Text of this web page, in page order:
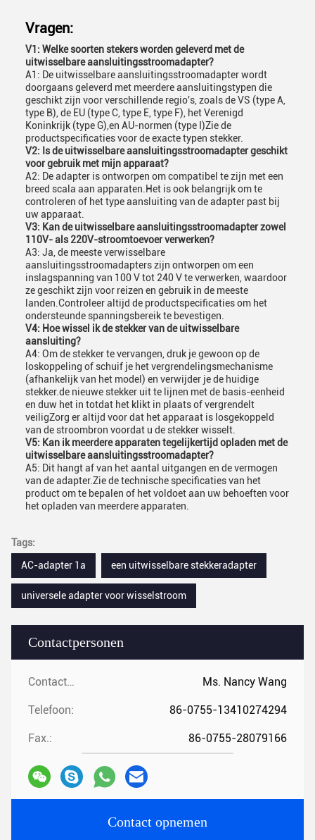
Contactpersonen
Contactpersonen: Ms. Nancy Wang
Telefoon: 86-0755-13410274294
Fax.: 86-0755-28079166
Contact opnemen
Vragen:
V1: Welke soorten stekers worden geleverd met de
uitwisselbare aansluitingsstroomadapter?
A1: De uitwisselbare aansluitingsstroomadapter wordt
doorgaans geleverd met meerdere aansluitingstypen die
geschikt zijn voor verschillende regio's, zoals de VS (type A,
type B), de EU (type C, type E, type F), het Verenigd
Koninkrijk (type G),en AU-normen (type I)Zie de
productspecificaties voor de exacte typen stekker.
V2: Is de uitwisselbare aansluitingsstroomadapter geschikt
voor gebruik met mijn apparaat?
A2: De adapter is ontworpen om compatibel te zijn met een
breed scala aan apparaten.Het is ook belangrijk om te
controleren of het type aansluiting van de adapter past bij
uw apparaat.
V3: Kan de uitwisselbare aansluitingsstroomadapter zowel
110V- als 220V-stroomtoevoer verwerken?
A3: Ja, de meeste verwisselbare
aansluitingsstroomadapters zijn ontworpen om een
inslagspanning van 100 V tot 240 V te verwerken, waardoor
ze geschikt zijn voor reizen en gebruik in de meeste
landen.Controleer altijd de productspecificaties om het
ondersteunde spanningsbereik te bevestigen.
V4: Hoe wissel ik de stekker van de uitwisselbare
aansluiting?
A4: Om de stekker te vervangen, druk je gewoon op de
loskoppeling of schuif je het vergrendelingsmechanisme
(afhankelijk van het model) en verwijder je de huidige
stekker.de nieuwe stekker uit te lijnen met de basis-eenheid
en duw het in totdat het klikt in plaats of vergrendelt
veiligZorg er altijd voor dat het apparaat is losgekoppeld
van de stroombron voordat u de stekker wisselt.
V5: Kan ik meerdere apparaten tegelijkertijd opladen met de
uitwisselbare aansluitingsstroomadapter?
A5: Dit hangt af van het aantal uitgangen en de vermogen
van de adapter.Zie de technische specificaties van het
product om te bepalen of het voldoet aan uw behoeften voor
het opladen van meerdere apparaten.
Tags:
AC-adapter 1a
een uitwisselbare stekkeradapter
universele adapter voor wisselstroom